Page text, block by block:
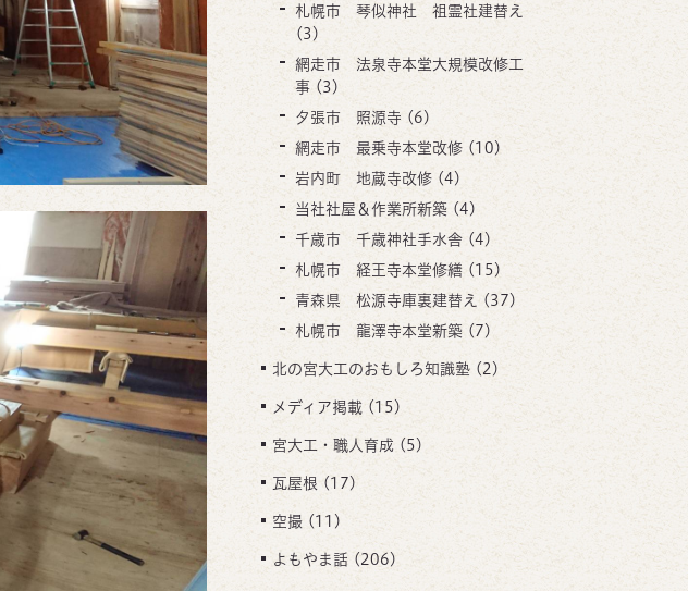
札幌市 琴似神社 祖霊社建替え
(3)
網走市 法泉寺本堂大規模改修工
事 (3)
夕張市 照源寺 (6)
網走市 最乗寺本堂改修 (10)
岩内町 地蔵寺改修 (4)
当社社屋＆作業所新築 (4)
千歳市 千歳神社手水舎 (4)
札幌市 経王寺本堂修繕 (15)
青森県 松源寺庫裏建替え (37)
札幌市 龍澤寺本堂新築 (7)
北の宮大工のおもしろ知識塾 (2)
メディア掲載 (15)
宮大工・職人育成 (5)
瓦屋根 (17)
空撮 (11)
よもやま話 (206)